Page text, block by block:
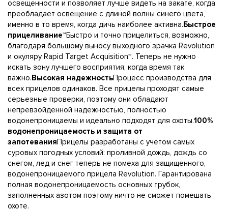
освещенности и позволяет лучше видеть на закате, когда
преобладает освещение с длиной волны синего цвета,
именно в то время, когда дичь наиболее активна.Быстрое
прицеливание™Быстро и точно прицелиться, возможно,
благодаря большому выносу выходного зрачка Revolution
и окуляру Rapid Target Acquisition™. Теперь не нужно
искать зону лучшего восприятия, когда время так
важно.Высокая надежностьПроцесс производства для
всех прицелов одинаков. Все прицелы проходят самые
серьезные проверки, поэтому они обладают
непревзойденной надежностью, полностью
водонепроницаемы и идеально подходят для охоты.100%
водонепроницаемость и защита от
запотеванияПрицелы разработаны с учетом самых
суровых погодных условий: проливной дождь, дождь со
снегом, лед и снег теперь не помеха для защищенного,
водонепроницаемого прицела Revolution. Гарантирована
полная водонепроницаемость основных трубок,
заполненных азотом поэтому ничто не сможет помешать
охоте.